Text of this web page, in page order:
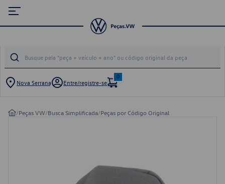
Nova Serrana Entre/registre-se
0
/Peças VW/Busca Simplificada/Peças por Código Original